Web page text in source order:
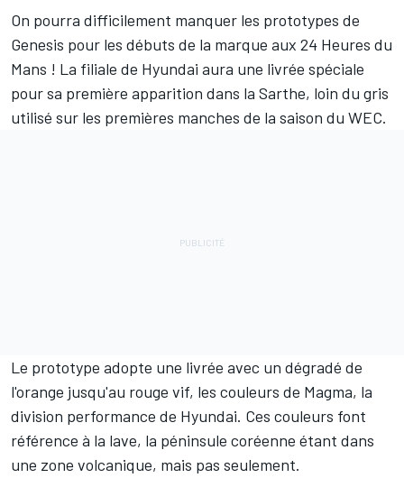
On pourra difficilement manquer les prototypes de
Genesis pour les débuts de la marque aux 24 Heures du
Mans ! La filiale de Hyundai aura une livrée spéciale
pour sa première apparition dans la Sarthe, loin du gris
utilisé sur les premières manches de la saison du WEC.
Le prototype adopte une livrée avec un dégradé de
l'orange jusqu'au rouge vif, les couleurs de Magma, la
division performance de Hyundai. Ces couleurs font
référence à la lave, la péninsule coréenne étant dans
une zone volcanique, mais pas seulement.